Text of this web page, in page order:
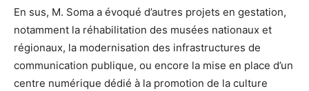
En sus, M. Soma a évoqué d’autres projets en gestation,
notamment la réhabilitation des musées nationaux et
régionaux, la modernisation des infrastructures de
communication publique, ou encore la mise en place d’un
centre numérique dédié à la promotion de la culture